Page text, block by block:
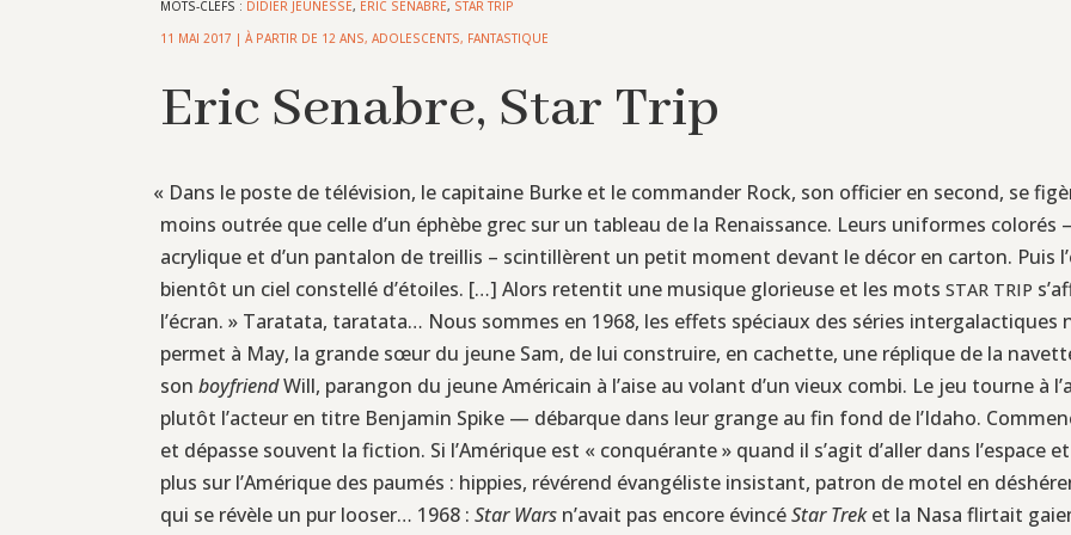
MOTS-CLEFS : DIDIER JEUNESSE, ERIC SENABRE, STAR TRIP
11 MAI 2017 |À PARTIR DE 12 ANS,ADOLESCENTS, FANTASTIQUE
Eric Senabre, Star Trip
« Dans le poste de télévision, le capitaine Burke et le commander Rock, son officier en second, se
moins outrée que celle d’un éphèbe grec sur un tableau de la Renaissance. Leurs uniformes
acrylique et d’un pantalon de treillis – scintillèrent un petit moment devant le décor en carton. Puis
bientôt un ciel constellé d’étoiles. […] Alors retentit une musique glorieuse et les motsSTAR TRIP
l’écran. » Taratata, taratata… Nous sommes en 1968, les effets spéciaux des séries intergalactiques
permet à May, la grande sœur du jeune Sam, de lui construire, en cachette, une réplique de la
sonboyfriendWill, parangon du jeune Américain à l’aise au volant d’un vieux combi. Le jeu tourne à
plutôt l’acteur en titre Benjamin Spike — débarque dans leur grange au fin fond de l’Idaho.
et dépasse souvent la fiction. Si l’Amérique est « conquérante » quand il s’agit d’aller dans l’espace
plus sur l’Amérique des paumés : hippies, révérend évangéliste insistant, patron de motel en
qui se révèle un pur looser… 1968 :Star Wars n’avait pas encore évincéStar Treket la Nasa flirtait